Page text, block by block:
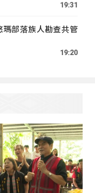
19:31
瑪部落族人勘查共管
19:20